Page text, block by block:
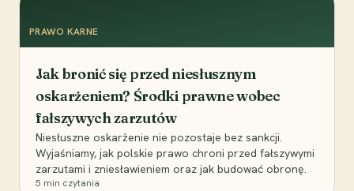
PRAWO KARNE
Jak bronić się przed niesłusznym
oskarżeniem? Środki prawne wobec
fałszywych zarzutów
Niesłuszne oskarżenie nie pozostaje bez sankcji.
Wyjaśniamy, jak polskie prawo chroni przed fałszywymi
zarzutami i zniesławieniem oraz jak budować obronę.
5 min czytania